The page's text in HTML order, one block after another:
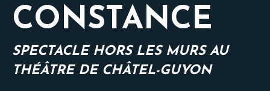
CONSTANCE
SPECTACLE HORS LES MURS AU
THÉÂTRE DE CHÂTEL-GUYON